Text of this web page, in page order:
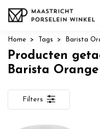
Home Tags Barista
Producten
Barista Orange
Filters